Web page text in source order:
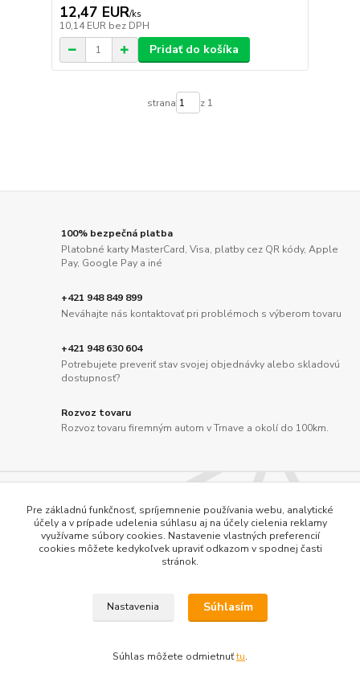
12,47 EUR/ks
10,14 EUR bez DPH
Pridať do košíka
strana z 1
100% bezpečná platba
Platobné karty MasterCard, Visa, platby cez QR kódy, Apple
Pay, Google Pay a iné
+421 948 849 899
Neváhajte nás kontaktovať pri problémoch s výberom tovaru
+421 948 630 604
Potrebujete preveriť stav svojej objednávky alebo skladovú
dostupnosť?
Rozvoz tovaru
Rozvoz tovaru firemným autom v Trnave a okolí do 100km.
Odber noviniek
Pre základnú funkčnosť, spríjemnenie používania webu, analytické
účely a v prípade udelenia súhlasu aj na účely cielenia reklamy
využívame súbory cookies. Nastavenie vlastných preferencií
cookies môžete kedykoľvek upraviť odkazom v spodnej časti
stránok.
Nastavenia Súhlasím
Súhlas môžete odmietnuťtu.